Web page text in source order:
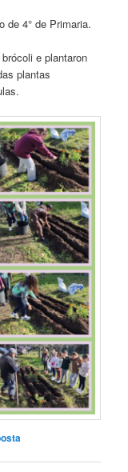
de 4° de Primaria.
e plantaron
plantas